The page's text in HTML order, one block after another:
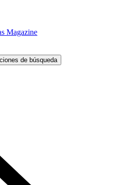
Magazine
de búsqueda